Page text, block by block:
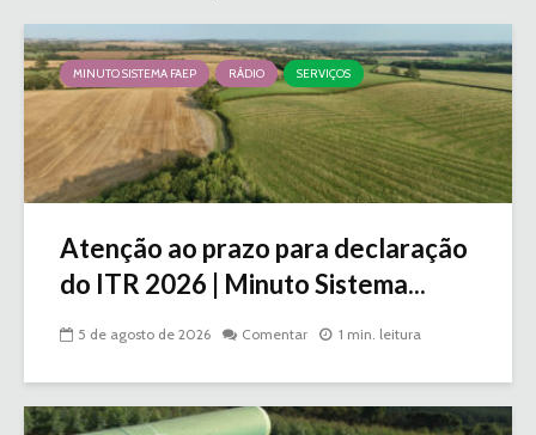
MINUTO SISTEMA FAEP RÁDIO SERVIÇOS
Atenção ao prazo para declaração
do ITR 2026 | Minuto Sistema...
5 de agosto de 2026 Comentar 1 min. leitura